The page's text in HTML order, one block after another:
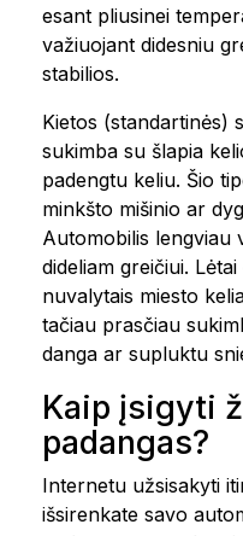
esant pliusinei
važiuojant didesniu
stabilios.
Kietos (standartinės)
sukimba su šlapia
padengtu keliu. Šio
minkšto mišinio ar
Automobilis lengviau
dideliam greičiui.
nuvalytais miesto
tačiau prasčiau
danga ar supluktu
Kaip įsigyti
padangas?
Internetu užsisakyti
išsirenkate savo